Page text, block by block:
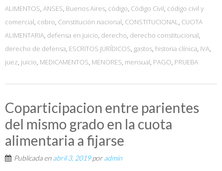
ALIMENTOS, ANSES, Buenos Aires, código, Código Civil, código civil y
comercial, cobro, Constitución nacional, CONSTITUCIONAL, CUOTA
ALIMENTARIA, defensa en juicio, derecho, derecho constitucional,
derecho de defensa, ESCRITOS JURÍDICOS, gastos, historia clínica, IVA,
juez, juicio, MEDICAMENTOS, MENORES, mensual, PAGO, PRUEBA
Coparticipacion entre parientes
del mismo grado en la cuota
alimentaria a fijarse
Publicada en abril 3, 2019poradmin